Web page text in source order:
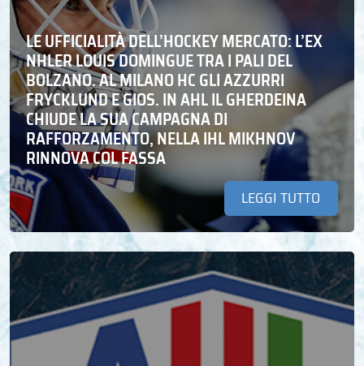
LE UFFICIALITÀ DELL’HOCKEY MERCATO: L’EX
NHLER LOUIS DOMINGUE TRA I PALI DEL
BOLZANO. AL MILANO HC GLI AZZURRI
FRYCKLUND E GIOS. IN AHL IL GHERDEINA
CHIUDE LA SUA CAMPAGNA DI
RAFFORZAMENTO, NELLA IHL MIKHNOV
RINNOVA COL FASSA
LEGGI TUTTO